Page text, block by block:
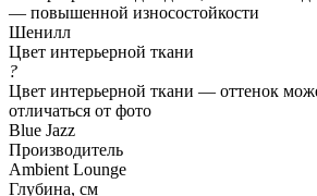
— повышенной износостойкости
Шенилл
Цвет интерьерной ткани
?
Цвет интерьерной ткани — оттенок
отличаться от фото
Blue Jazz
Производитель
Ambient Lounge
Глубина, см